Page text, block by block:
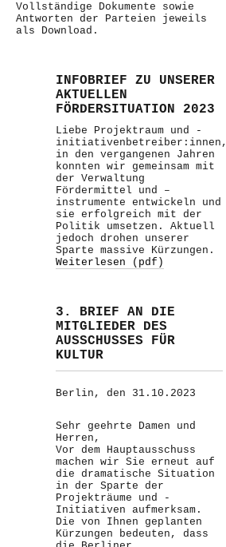
Vollständige Dokumente sowie
Antworten der Parteien jeweils
als Download.
INFOBRIEF ZU UNSERER
AKTUELLEN
FÖRDERSITUATION 2023
Liebe Projektraum und -
initiativenbetreiber:innen,
in den vergangenen Jahren
konnten wir gemeinsam mit
der Verwaltung
Fördermittel und –
instrumente entwickeln und
sie erfolgreich mit der
Politik umsetzen. Aktuell
jedoch drohen unserer
Sparte massive Kürzungen.
Weiterlesen (pdf)
3. BRIEF AN DIE
MITGLIEDER DES
AUSSCHUSSES FÜR
KULTUR
Berlin, den 31.10.2023
Sehr geehrte Damen und
Herren,
Vor dem Hauptausschuss
machen wir Sie erneut auf
die dramatische Situation
in der Sparte der
Projekträume und -
Initiativen aufmerksam.
Die von Ihnen geplanten
Kürzungen bedeuten, dass